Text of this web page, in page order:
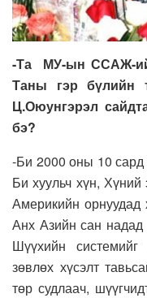
-Та МУ-ын ССАЖ-
Таны гэр бүлийн
Ц.Оюунгэрэл
бэ?
-Би 2000 оны 10 сард
Би хуульч хүн,
Америкийн орнуудад
Анх Азийн сан
Шүүхийн
зөвлөх хүсэлт
төр судлаач,